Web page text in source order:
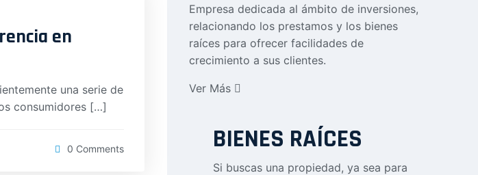
en
una serie de
consumidores […]
0 Comments
Empresa dedicada al ámbito de inversiones,
relacionando los prestamos y los bienes
raíces para ofrecer facilidades de
crecimiento a sus clientes.
Ver Más
BIENES RAÍCES
Si buscas una propiedad, ya sea para